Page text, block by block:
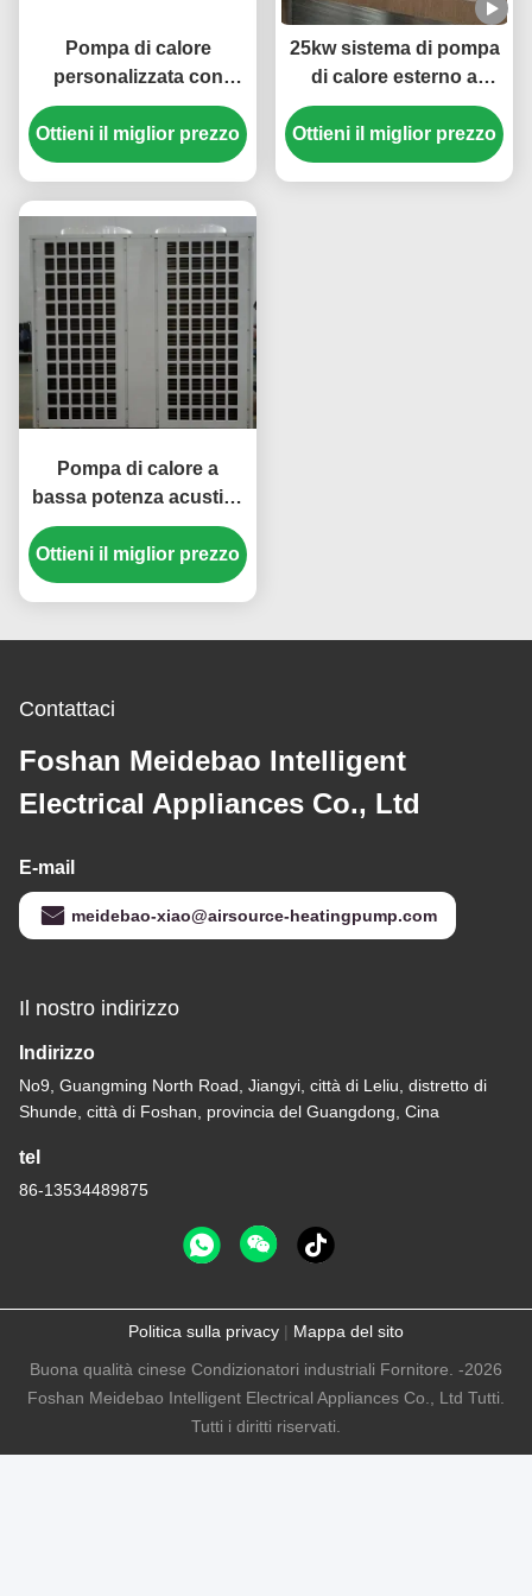
Pompa di calore
personalizzata con
sorgente d'aria da 30
HP con refrigerante
R410A e compressore
Ottieni il miglior prezzo
25kw sistema di pompa
di calore esterno a
sorgente d'aria 304
materiale in lamiera
metallica
Ottieni il miglior prezzo
Pompa di calore a
bassa potenza acustica
da 36 kW con
compressore a rotolo
per applicazioni
Ottieni il miglior prezzo
Contattaci
Foshan Meidebao Intelligent
Electrical Appliances Co., Ltd
E-mail
meidebao-xiao@airsource-heatingpump.com
Il nostro indirizzo
Indirizzo
No9, Guangming North Road, Jiangyi, città di Leliu, distretto di
Shunde, città di Foshan, provincia del Guangdong, Cina
tel
86-13534489875
Politica sulla privacy | Mappa del sito
Buona qualità cinese Condizionatori industriali Fornitore. -2026
Foshan Meidebao Intelligent Electrical Appliances Co., Ltd Tutti.
Tutti i diritti riservati.